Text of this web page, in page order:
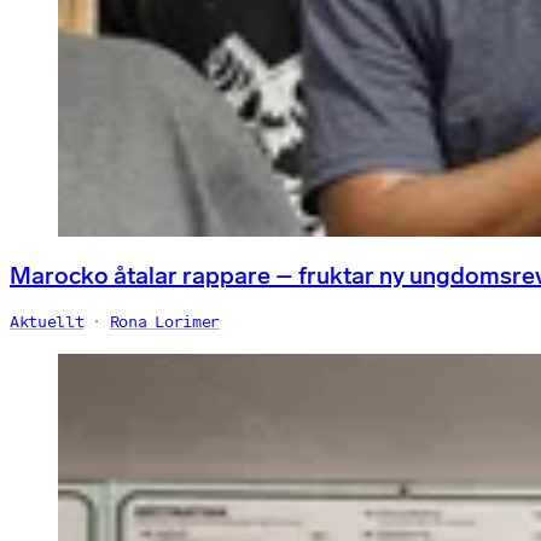
Marocko åtalar rappare – fruktar ny
Aktuellt Rona Lorimer